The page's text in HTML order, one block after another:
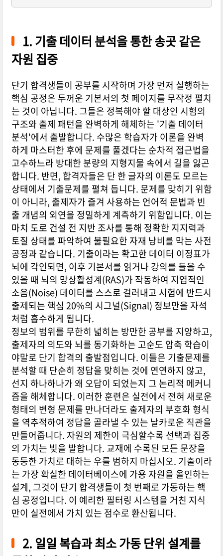
1. 기출 데이터 분석을 통한 송곳 같은
자원 집중
단기 합격생들이 공부를 시작하며 가장 먼저 실행하는
핵심 공정은 두꺼운 기본서의 첫 페이지를 무작정 펼치
는 것이 아닙니다. 그들은 정복해야 할 대상인 시험의
구조와 출제 패턴을 완벽하게 해체하는 '기출 데이터
분석'에서 출발합니다. 수많은 학습자가 이론을 완벽
하게 마스터한 후에 문제를 풀겠다는 순차적 접근법을
고수하느라 방대한 분량의 지형지물 속에서 길을 잃곤
합니다. 반면, 합격자들은 단 한 글자의 이론도 모르는
상태에서 기출문제를 펼쳐 듭니다. 문제를 맞히기 위함
이 아니라, 출제자가 즐겨 사용하는 언어적 문법과 빈
출 개념의 외연을 정밀하게 계측하기 위함입니다. 이는
마치 도로 건설 전 지반 조사를 통해 정확한 지지력과
토질 상태를 파악하여 불필요한 자재 낭비를 막는 사전
공정과 같습니다. 기출이라는 확고한 데이터 이정표가
뇌에 각인되면, 이후 기본서를 읽거나 강의를 들을 수
있을 때 뇌의 망상활성계(RAS)가 작동하여 지엽적인
소음(Noise) 데이터를 스스로 걸러내고 시험에 반드시
출제되는 핵심 20%의 시그널(Signal) 정보만을 자석
처럼 흡수하게 됩니다.
정보의 범위를 무한히 넓히는 방만한 공부를 지양하고,
출제자의 의도와 뇌를 동기화하는 고순도 압축 학습이
야말로 단기 합격의 출발점입니다. 이들은 기출문제를
분석할 때 단순히 정답을 맞히는 것에 연연하지 않고,
선지 하나하나가 왜 오답이 되었는지 그 논리적 메커니
즘을 해체합니다. 이러한 훈련은 실전에서 전혀 새로운
형태의 변형 문제를 만나더라도 출제자의 부호화 형식
을 역추적하여 정답을 골라낼 수 있는 날카로운 직관을
만들어줍니다. 자원의 제한이 극심할수록 선택과 집중
의 가치는 빛을 발합니다. 교재에 수록된 모든 문장을
동등한 가치로 대하는 우를 범하지 마십시오. 기출이라
는 가장 확실한 데이터베이스에 가용 자원을 올인하는
설계, 그것이 단기 합격생들이 첫 번째로 가동하는 핵
심 공정입니다. 이 예리한 필터링 시스템을 거친 지식
만이 실전에서 가치 있는 점수로 환산됩니다.
2. 일일 복습과 최소 가동 단위 설계를